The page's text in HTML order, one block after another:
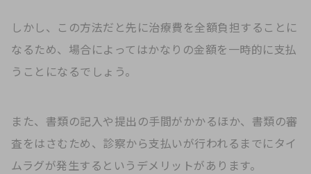
しかし、この方法だと先に治療費を全額負担することに
なるため、場合によってはかなりの金額を一時的に支払
うことになるでしょう。
また、書類の記入や提出の手間がかかるほか、書類の審
査をはさむため、診察から支払いが行われるまでにタイ
ムラグが発生するというデメリットがあります。